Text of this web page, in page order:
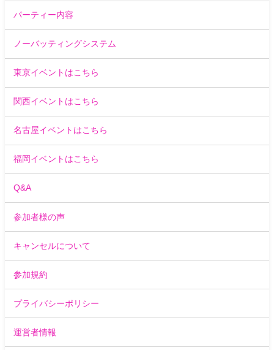
パーティー内容
ノーバッティングシステム
東京イベントはこちら
関西イベントはこちら
名古屋イベントはこちら
福岡イベントはこちら
Q&A
参加者様の声
キャンセルについて
参加規約
プライバシーポリシー
運営者情報